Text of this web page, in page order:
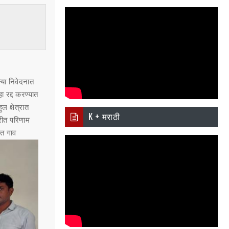
Ema
Wh
निवेदनात
करण्यात
क्षेत्रात
परिणाम
गाव
K + मराठी